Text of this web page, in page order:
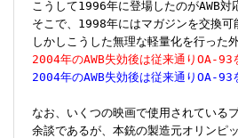
こうして1996年に登場したのがAWB
そこで、1998年にはマガジンを交換
2004年のAWB失効後は従来通りOA-93
2004年のAWB失効後は従来通りOA-93
なお、いくつの映画で使用されている
余談であるが、本銃の製造元オリンピ